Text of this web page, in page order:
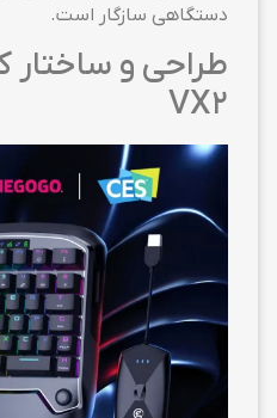
دستگاهی سازگار است.
طراحی و ساختار
VX2